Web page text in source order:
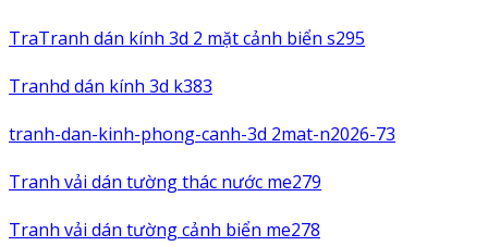
TraTranh dán kính 3d 2 mặt cảnh biển s295
Tranhd dán kính 3d k383
tranh-dan-kinh-phong-canh-3d 2mat-n2026-73
Tranh vải dán tường thác nước me279
Tranh vải dán tường cảnh biển me278